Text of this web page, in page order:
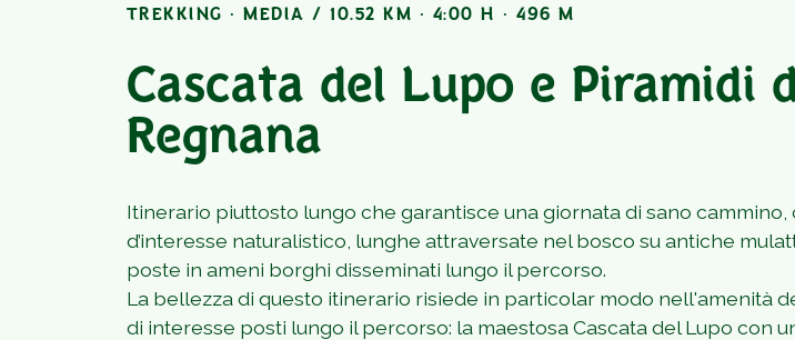
Cascata del Lupo e Piramidi
Regnana
TREKKING · MEDIA / 10.52 KM · 4:00 H · 496 M
Itinerario piuttosto lungo che garantisce una giornata di sano cammino,
d’interesse naturalistico, lunghe attraversate nel bosco su antiche
poste in ameni borghi disseminati lungo il percorso.
La bellezza di questo itinerario risiede in particolar modo nell'amenità
di interesse posti lungo il percorso: la maestosa Cascata del Lupo con